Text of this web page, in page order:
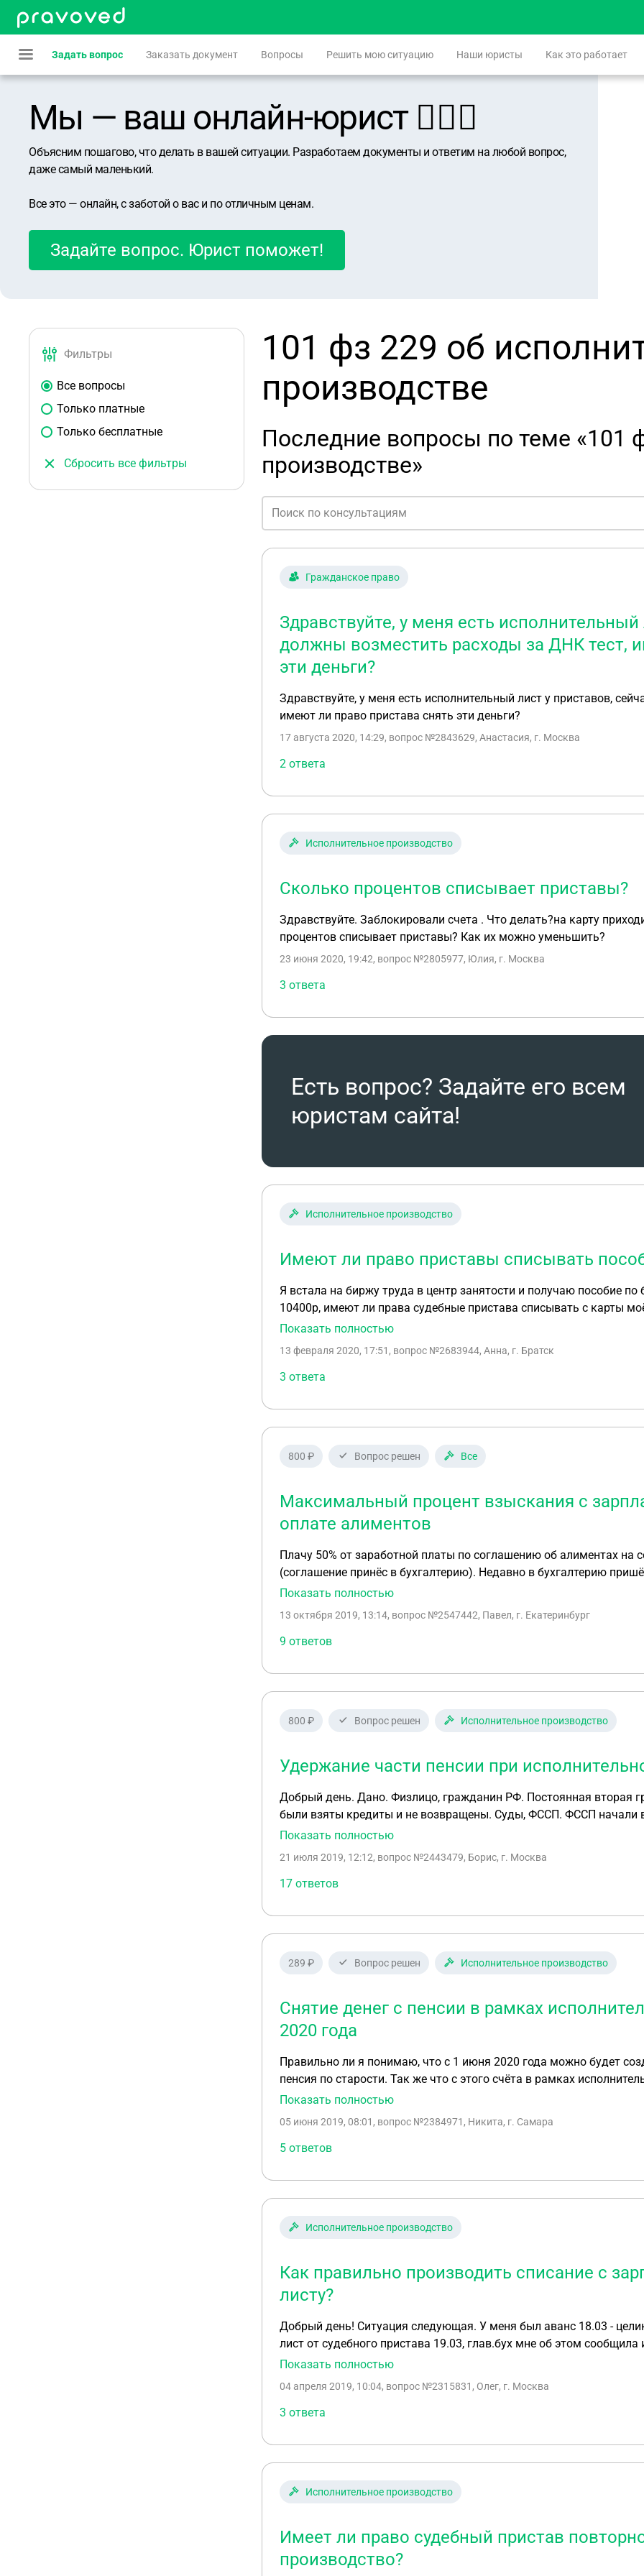
Задать вопрос Заказать документ Вопросы Решить мою ситуацию Наши юристы Как это работает
Мы — ваш онлайн-юрист 👨🏻‍⚖️
Объясним пошагово, что делать в вашей ситуации. Разработаем документы и ответим на любой вопрос,
даже самый маленький.
Все это — онлайн, с заботой о вас и по отличным ценам.
Задайте вопрос. Юрист поможет!
Фильтры
Все вопросы
Только платные
Только бесплатные
Сбросить все фильтры
101 фз 229 об
производстве
Последние вопросы по теме «101
производстве»
Гражданское право
Здравствуйте, у меня есть
должны возместить расходы за ДНК тест,
эти деньги?
Здравствуйте, у меня есть исполнительный лист у приставов,
имеют ли право пристава снять эти деньги?
17 августа 2020, 14:29, вопрос №2843629, Анастасия, г. Москва
2 ответа
Исполнительное производство
Сколько процентов списывает приставы?
Здравствуйте. Заблокировали счета . Что делать?на карту
процентов списывает приставы? Как их можно уменьшить?
23 июня 2020, 19:42, вопрос №2805977, Юлия, г. Москва
3 ответа
Есть вопрос? Задайте его всем
юристам сайта!
Исполнительное производство
Имеют ли право приставы списывать
Я встала на биржу труда в центр занятости и получаю пособие
10400р, имеют ли права судебные пристава списывать с карты
3 несовершеннолетних сына.
Показать полностью
13 февраля 2020, 17:51 , вопрос №2683944, Анна, г. Братск
3 ответа
800 ₽ Вопрос решен Все
Максимальный процент взыскания с
оплате алиментов
Плачу 50% от заработной платы по соглашению об алиментах на
(соглашение принёс в бухгалтерию). Недавно в бухгалтерию
задолженностям, где меня обязывают платить ещё 20% из зарплаты.
оплате алиментов своей маме инвалиду 2й группы в
Показать полностью
13 октября 2019, 13:14, вопрос №2547442, Павел, г. Екатеринбург
9 ответов
800 ₽ Вопрос решен Исполнительное производство
Удержание части пенсии при
Добрый день. Дано. Физлицо, гражданин РФ. Постоянная вторая группа инвалидности. До получения инвалидности
были взяты кредиты и не возвращены. Суды, ФССП. ФССП начали взыскивает полтора года назад. На счету в
Сбербанке удержали в сумме три пенсии (2 лежали, третью - не
25%) 2. Описать процедуру. 3. Подготовить заявление в
Показать полностью
21 июля 2019, 12:12, вопрос №2443479, Борис, г. Москва
17 ответов
289 ₽ Вопрос решен Исполнительное производство
Снятие денег с пенсии в рамках
2020 года
Правильно ли я понимаю, что с 1 июня 2020 года можно будет
пенсия по старости. Так же что с этого счёта в рамках исполнительного производства,приставы не смогут снимать
деньги, то есть вся пенсия без удержания будет поступать к
Показать полностью
05 июня 2019, 08:01 , вопрос №2384971, Никита, г. Самара
5 ответов
Исполнительное производство
Как правильно производить списание с
листу?
Добрый день! Ситуация следующая. У меня был аванс 18.03 -
лист от судебного пристава 19.03, глав.бух мне об этом
перевели 4 т.р - копейки. Спросив у глав.буха почему так, она
не важно когда пришел Исполнительный Лист. Законно ли это?
зарплаты 50%, и не в коем случае задним числом не списывать ,
Показать полностью
04 апреля 2019, 10:04, вопрос №2315831, Олег, г. Москва
3 ответа
Исполнительное производство
Имеет ли право судебный пристав
производство?